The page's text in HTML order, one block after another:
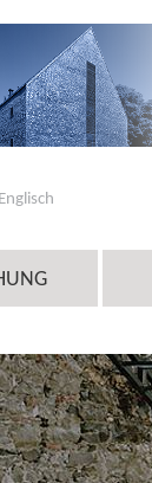
Englisch